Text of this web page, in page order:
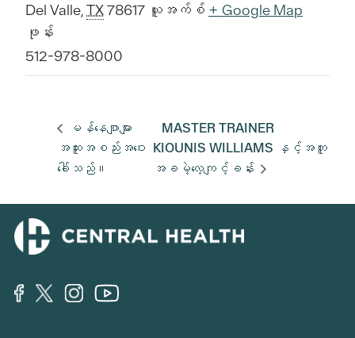
Del Valle,TX78617 ယူအက်စ် + Google Map
ဖုန်း
512-978-8000
မန်နေဂျာများ
အထူးအစည်းအဝေး
ခေါ်သည်။
MASTER TRAINER
KIOUNIS WILLIAMS နှင့်အတူ
အခမဲ့လေ့ကျင့်ခန်း